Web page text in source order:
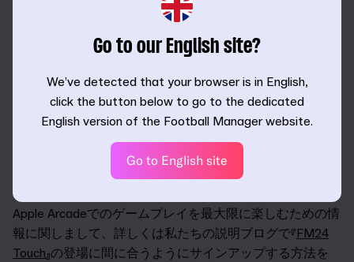
せん。『FM23 Touch』からキャリアを引き継げる機能によ
どのようなボスになりたいかを自分で決められる新しい
ダイナミクスシステムや、ワンダーキッドの育成に役立
つトレーニングの拡張、そして過去最高のビジュアルを
実現するマッチエンジンなど、今年登場するさまざまな
新要素について、詳しくは専用の機能解説ページをご覧
Apple Arcadeでのゲームプレイを最大限に楽しむための情
報に関しまして、詳しくは私たちの説明ブログで『FM24
Touch』の登場に間に合うようにサインアップする方法を
Go to our English site?
We’ve detected that your browser is in English,
click the button below to go to the dedicated
English version of the Football Manager website.
Go to English site